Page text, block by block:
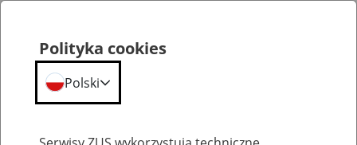
Polityka cookies
Polski